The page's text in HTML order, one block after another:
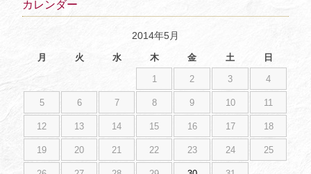
カレンダー
2014年5月
月 火 水 木 金 土 日
1 2 3 4
5 6 7 8 9 10 11
12 13 14 15 16 17 18
19 20 21 22 23 24 25